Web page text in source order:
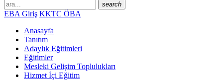
search
EBA Giriş KKTC ÖBA
Anasayfa
Tanıtım
Adaylık Eğitimleri
Eğitimler
Mesleki Gelişim Toplulukları
Hizmet İçi Eğitim